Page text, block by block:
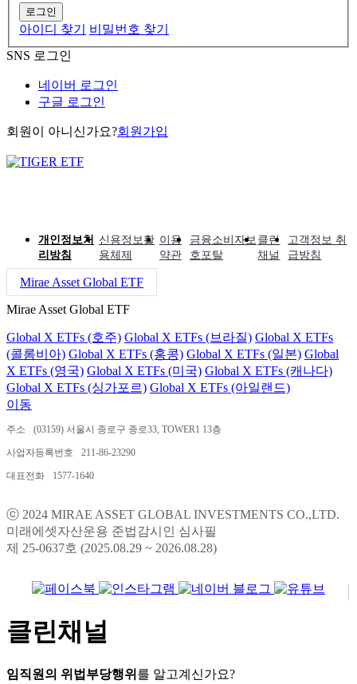
로그인
아이디 찾기
비밀번호 찾기
SNS 로그인
네이버 로그인
구글 로그인
회원이 아니신가요?회원가입
개인정보처
리방침
신용정보활
용체제
이용
약관
금융소비자보
호포탈
클린
채널
고객정보 취
급방침
Mirae Asset Global ETF
Mirae Asset Global ETF
Global X ETFs (호주) Global X ETFs (브라질) Global X ETFs
(콜롬비아) Global X ETFs (홍콩) Global X ETFs (일본) Global
X ETFs (영국) Global X ETFs (미국) Global X ETFs (캐나다)
Global X ETFs (싱가포르) Global X ETFs (아일랜드)
이동
주소 (03159) 서울시 종로구 종로33, TOWER1 13층
사업자등록번호 211-86-23290
대표전화 1577-1640
ⓒ 2024 MIRAE ASSET GLOBAL INVESTMENTS CO.,LTD.
미래에셋자산운용 준법감시인 심사필
제 25-0637호 (2025.08.29 ~ 2026.08.28)
클린채널
임직원의 위법부당행위 를 알고계신가요?